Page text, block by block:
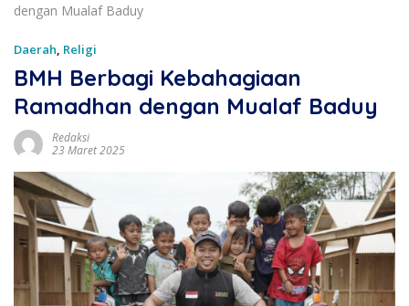
dengan Mualaf Baduy
Daerah, Religi
BMH Berbagi Kebahagiaan
Ramadhan dengan Mualaf Baduy
Redaksi
23 Maret 2025